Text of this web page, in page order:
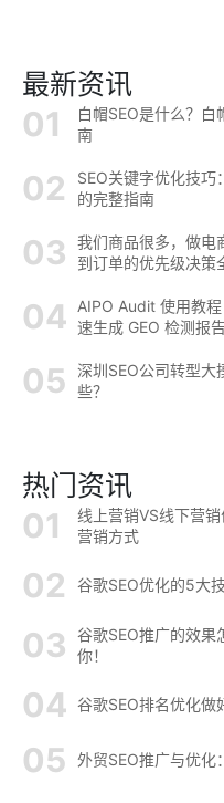
最新资讯
白帽SEO是什么？
南
SEO关键字优化技
的完整指南
我们商品很多，做电
到订单的优先级决策
AIPO Audit 使用教
速生成 GEO 检测报
深圳SEO公司转型大
些？
热门资讯
线上营销VS线下营
营销方式
谷歌SEO优化的5大
谷歌SEO推广的效果
你！
谷歌SEO排名优化做
外贸SEO推广与优化